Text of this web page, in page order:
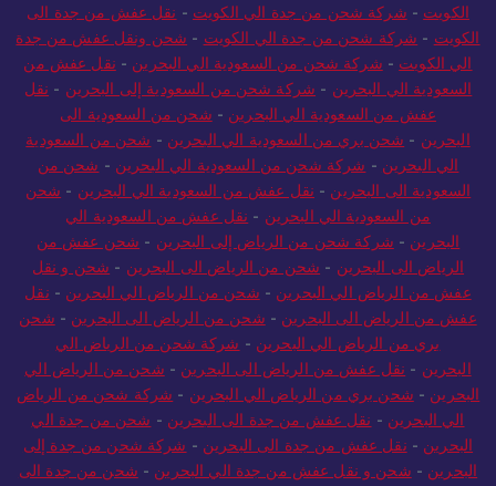
الكويت - شركة شحن من جدة الي الكويت - نقل عفش من جدة الى
الكويت - شركة شحن من جدة الي الكويت - شحن ونقل عفش من جدة
الي الكويت - شركة شحن من السعودية الي البحرين - نقل عفش من
السعودية الي البحرين - شركة شحن من السعودية إلى البحرين - نقل
عفش من السعودية الي البحرين - شحن من السعودية الى
البحرين - شحن بري من السعودية الي البحرين - شحن من السعودية
الي البحرين - شركة شحن من السعودية الي البحرين - شحن من
السعودية الى البحرين - نقل عفش من السعودية الي البحرين - شحن
من السعودية الي البحرين - نقل عفش من السعودية الي
البحرين - شركة شحن من الرياض إلى البحرين - شحن عفش من
الرياض الى البحرين - شحن من الرياض الى البحرين - شحن و نقل
عفش من الرياض الي البحرين - شحن من الرياض الي البحرين - نقل
عفش من الرياض الى البحرين - شحن من الرياض الى البحرين - شحن
بري من الرياض الي البحرين - شركة شحن من الرياض الي
البحرين - نقل عفش من الرياض الى البحرين - شحن من الرياض الي
البحرين - شحن بري من الرياض الي البحرين - شركة شحن من الرياض
الي البحرين - نقل عفش من جدة الى البحرين - شحن من جدة الي
البحرين - نقل عفش من جدة الى البحرين - شركة شحن من جدة إلى
البحرين - شحن و نقل عفش من جدة الي البحرين - شحن من جدة الى